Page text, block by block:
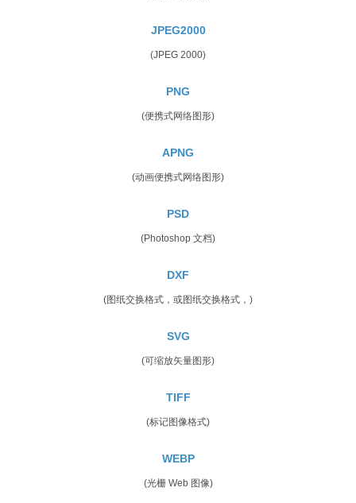
JPEG2000
(JPEG 2000)
PNG
(便携式网络图形)
APNG
(动画便携式网络图形)
PSD
(Photoshop 文档)
DXF
(图纸交换格式，或图纸交换格式，)
SVG
(可缩放矢量图形)
TIFF
(标记图像格式)
WEBP
(光栅 Web 图像)